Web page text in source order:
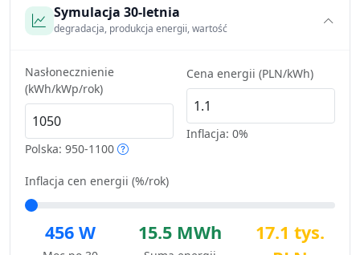
Symulacja 30-letnia
degradacja, produkcja energii, wartość
Nasłonecznienie
(kWh/kWp/rok)
Polska: 950-1100
Cena energii (PLN/kWh)
Inflacja: 0%
Inflacja cen energii (%/rok)
456 W 15.5 MWh
17.1 tys.